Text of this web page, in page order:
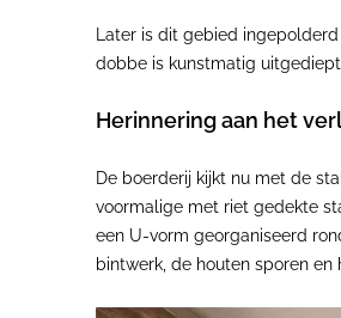
Later is dit gebied
dobbe is kunstmatig
Herinnering aan het
De boerderij kijkt nu met de
voormalige met riet gedekte
een U-vorm georganiseerd
bintwerk, de houten sporen